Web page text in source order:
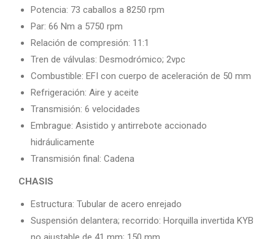
Potencia: 73 caballos a 8250 rpm
Par: 66 Nm a 5750 rpm
Relación de compresión: 11:1
Tren de válvulas: Desmodrómico; 2vpc
Combustible: EFI con cuerpo de aceleración de 50 mm
Refrigeración: Aire y aceite
Transmisión: 6 velocidades
Embrague: Asistido y antirrebote accionado
hidráulicamente
Transmisión final: Cadena
CHASIS
Estructura: Tubular de acero enrejado
Suspensión delantera; recorrido: Horquilla invertida KYB